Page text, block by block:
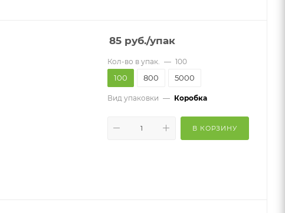
85 руб./упак
Кол-во в упак. — 100
100 800 5000
Вид упаковки — Коробка
В КОРЗИНУ